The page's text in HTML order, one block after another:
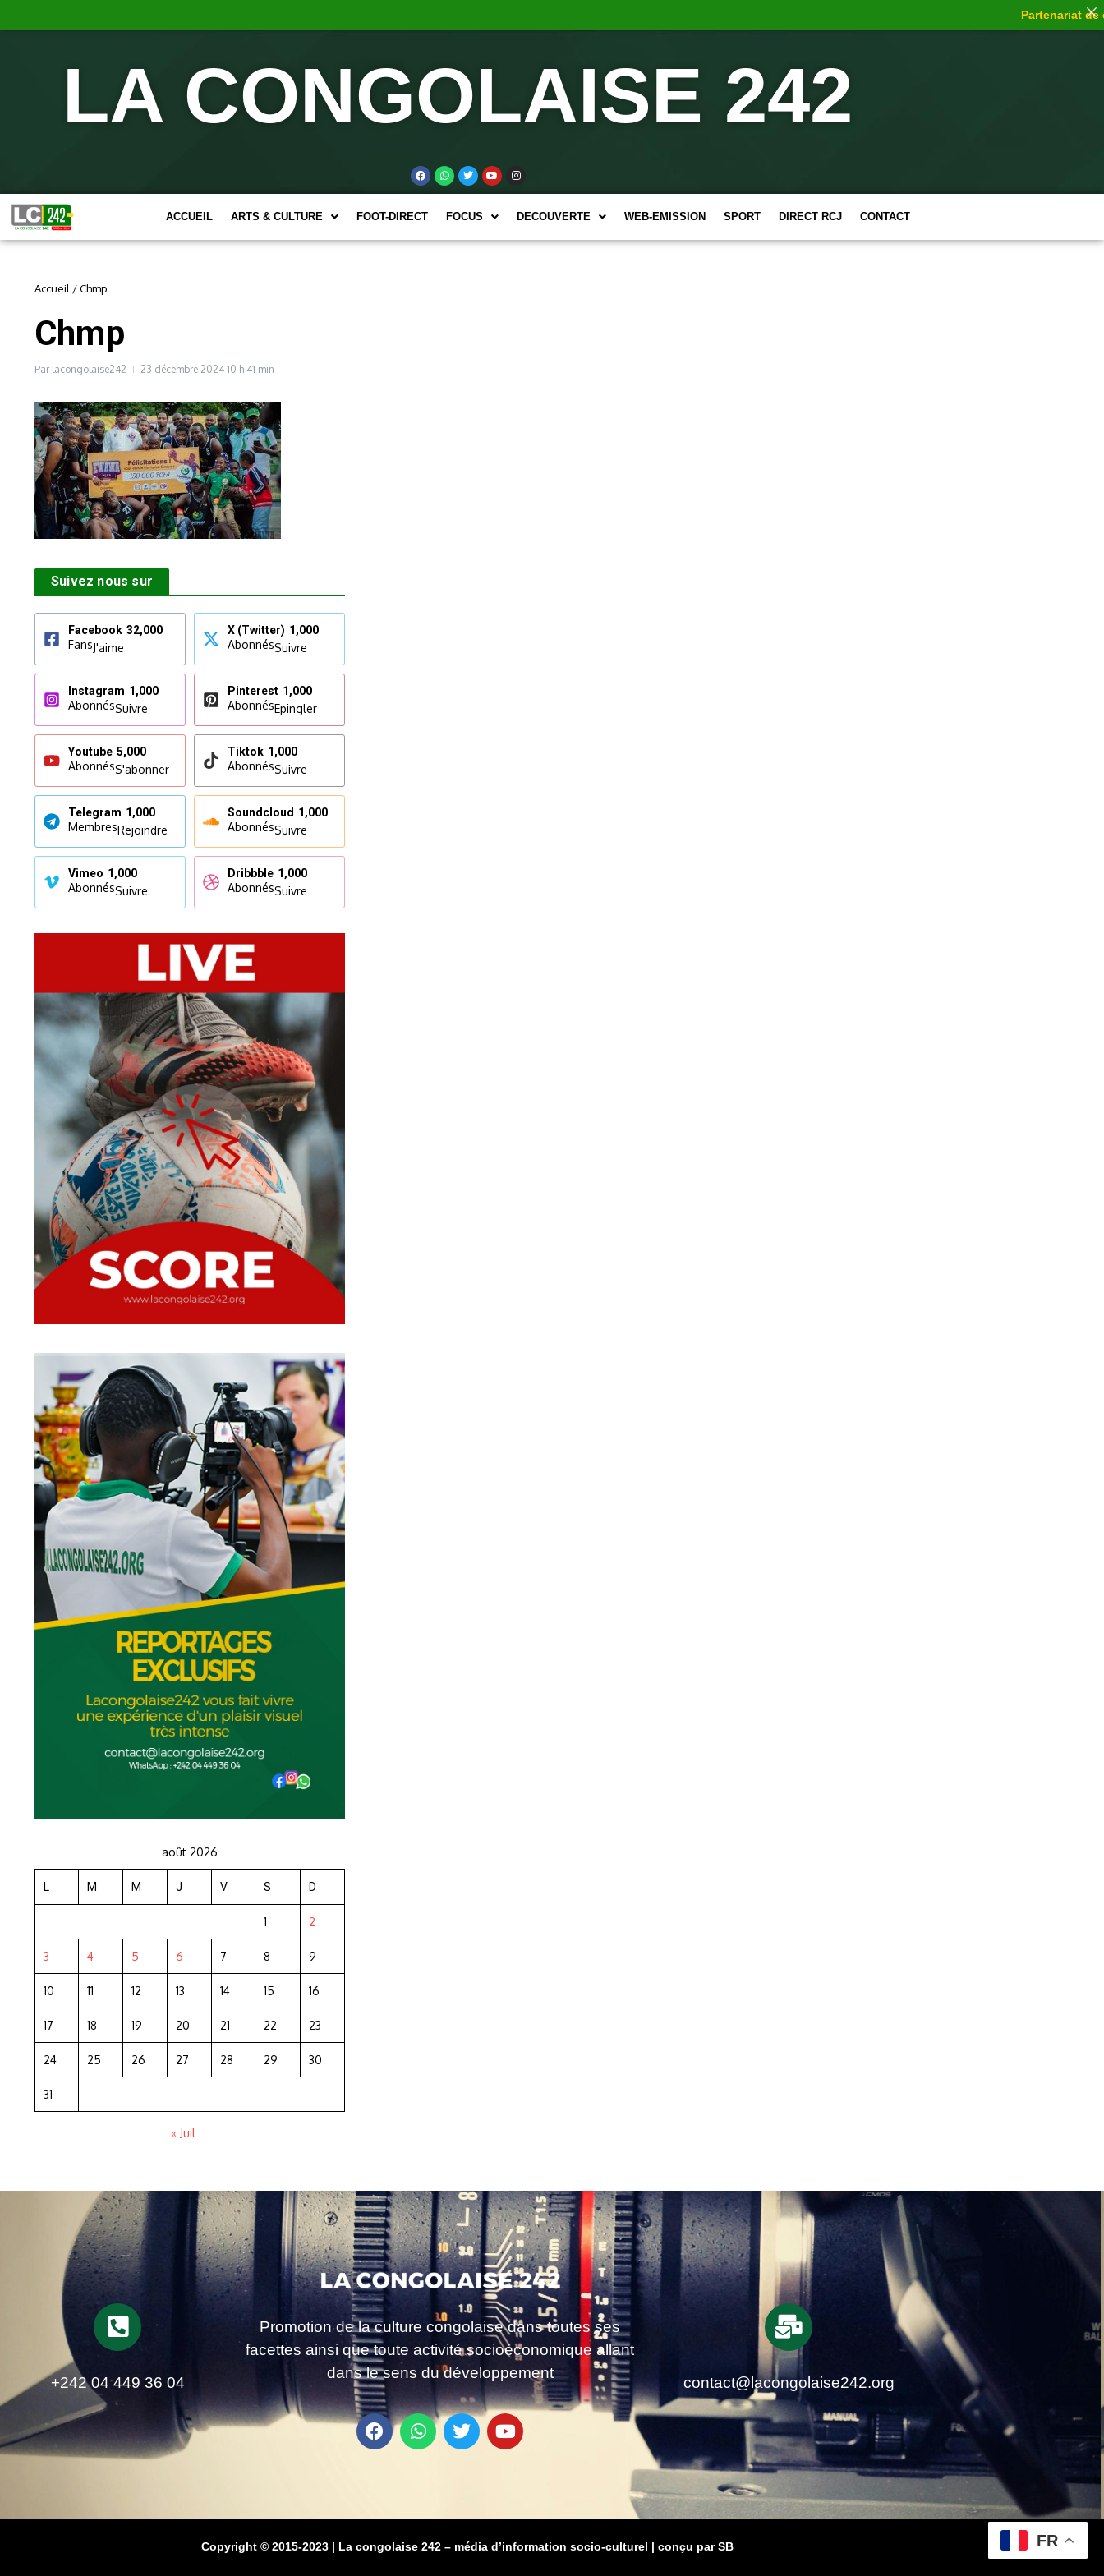
LA CONGOLAISE 242
ACCUEIL ARTS & CULTURE FOOT-DIRECT FOCUS DECOUVERTE WEB-EMISSION SPORT DIRECT RCJ CONTACT
Accueil /Chmp
Chmp
Par lacongolaise242 23 décembre 2024 10 h 41 min
Suivez nous sur
Facebook 32,000
FansJ'aime
X (Twitter) 1,000
AbonnésSuivre
Instagram 1,000
AbonnésSuivre
Pinterest 1,000
AbonnésEpingler
Youtube 5,000
AbonnésS'abonner
Tiktok 1,000
AbonnésSuivre
Telegram 1,000
MembresRejoindre
Soundcloud 1,000
AbonnésSuivre
Vimeo 1,000
AbonnésSuivre
Dribbble 1,000
AbonnésSuivre
août 2026
L M M J V S D
1 2
3 4 5 6 7 8 9
10 11 12 13 14 15 16
17 18 19 20 21 22 23
24 25 26 27 28 29 30
31
« Juil
+242 04 449 36 04
Promotion de la culture congolaise dans toutes ses
facettes ainsi que toute activité socioéconomique allant
dans le sens du développement
contact@lacongolaise242.org
Copyright © 2015-2023 | La congolaise 242 – média d’information socio-culturel | conçu par SB
Partenariat de
FR